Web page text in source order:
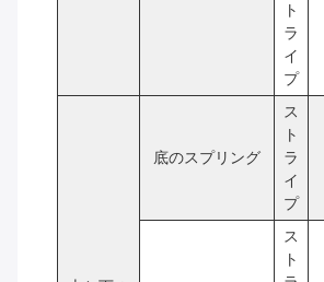
ト
ラ
イ
プ
底のスプリング
ス
ト
ラ
イ
プ
ス
ト